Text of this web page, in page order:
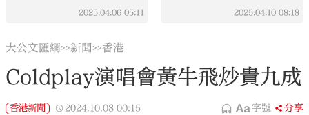
2025.04.06 05:11 2025.04.10 08:18
大公文匯網>>新聞>>香港
Coldplay演唱會黃牛飛炒貴九成
香港新聞 2024.10.08 00:15 字號 分享